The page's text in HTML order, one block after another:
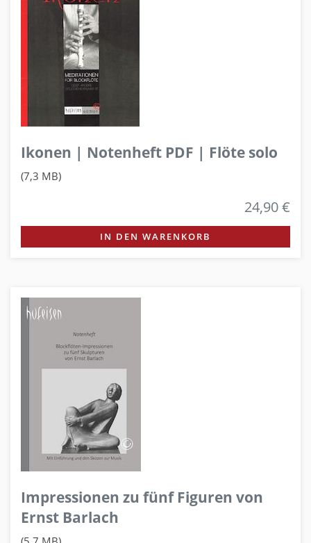
Ikonen | Notenheft PDF | Flöte solo
(7,3 MB)
24,90 €
IN DEN WARENKORB
Impressionen zu fünf Figuren von
Ernst Barlach